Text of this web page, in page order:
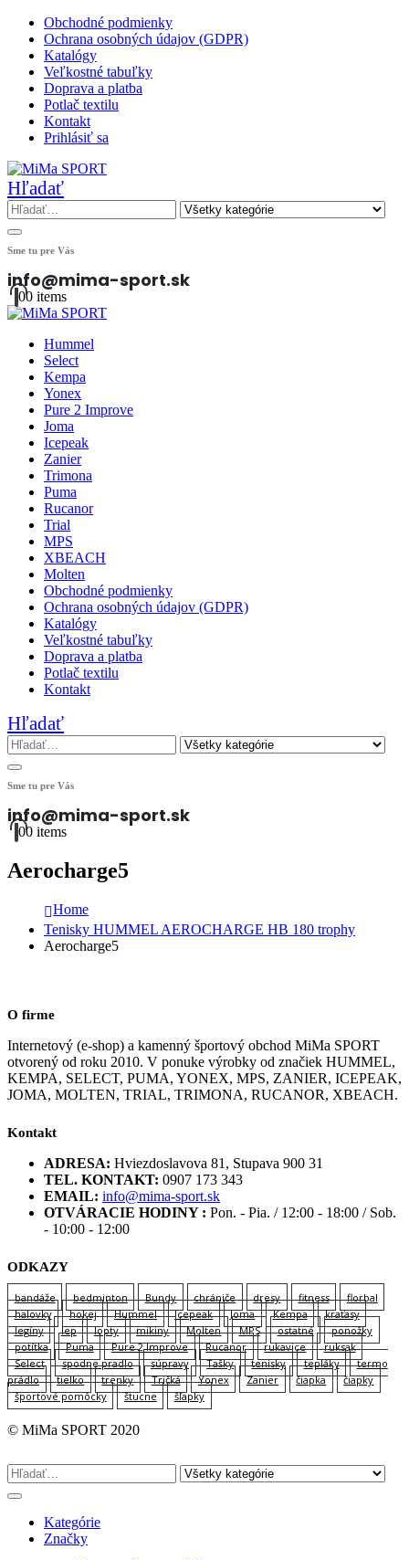
Obchodné podmienky
Ochrana osobných údajov (GDPR)
Katalógy
Veľkostné tabuľky
Doprava a platba
Potlač textilu
Kontakt
Prihlásiť sa
Hľadať
Sme tu pre Vás
info@mima-sport.sk
00 items
Hummel
Select
Kempa
Yonex
Pure 2 Improve
Joma
Icepeak
Zanier
Trimona
Puma
Rucanor
Trial
MPS
XBEACH
Molten
Obchodné podmienky
Ochrana osobných údajov (GDPR)
Katalógy
Veľkostné tabuľky
Doprava a platba
Potlač textilu
Kontakt
Hľadať
Sme tu pre Vás
info@mima-sport.sk
00 items
Aerocharge5
Home
Tenisky HUMMEL AEROCHARGE HB 180 trophy
Aerocharge5
O firme
Internetový (e-shop) a kamenný športový obchod MiMa SPORT
otvorený od roku 2010. V ponuke výrobky od značiek HUMMEL,
KEMPA, SELECT, PUMA, YONEX, MPS, ZANIER, ICEPEAK,
JOMA, MOLTEN, TRIAL, TRIMONA, RUCANOR, XBEACH.
Kontakt
ADRESA: Hviezdoslavova 81, Stupava 900 31
TEL. KONTAKT: 0907 173 343
EMAIL: info@mima-sport.sk
OTVÁRACIE HODINY : Pon. - Pia. / 12:00 - 18:00 / Sob.
- 10:00 - 12:00
ODKAZY
bandáže bedminton Bundy chrániče dresy fitness
florbal
halovky
hokej Hummel Icepeak Joma Kempa
kraťasy
legíny
lep lopty mikiny Molten MPS ostatné
ponožky
potítka
Puma Pure 2 Improve Rucanor rukavice
ruksak
Select
spodne pradlo súpravy Tašky tenisky tepláky
termo
prádlo
tielko trenky Tričká Yonex Zanier čiapka
čiapky
športové pomôcky
štucne šľapky
© MiMa SPORT 2020
Kategórie
Značky